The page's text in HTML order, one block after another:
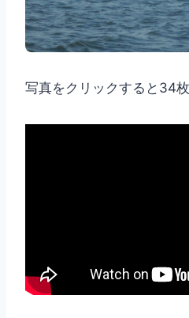
写真をクリックすると34